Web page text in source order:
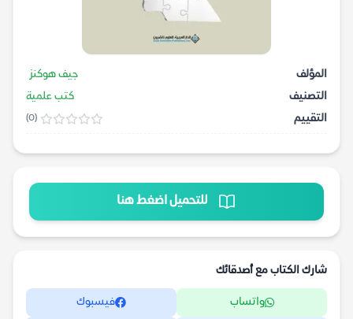
المؤلف
جيف هوكنز
التصنيف
كتب علمية
التقييم
(0)
للتحميل اضغط هنا
شارك الكتاب مع أصدقائك
واتساب فيسبوك